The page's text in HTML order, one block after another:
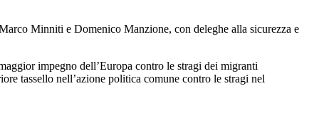
Minniti e Domenico Manzione, con deleghe alla sicurezza e
impegno dell’Europa contro le stragi dei migranti
tassello nell’azione politica comune contro le stragi nel